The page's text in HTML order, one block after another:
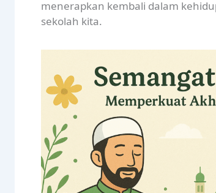
menerapkan kembali dalam
sekolah kita.